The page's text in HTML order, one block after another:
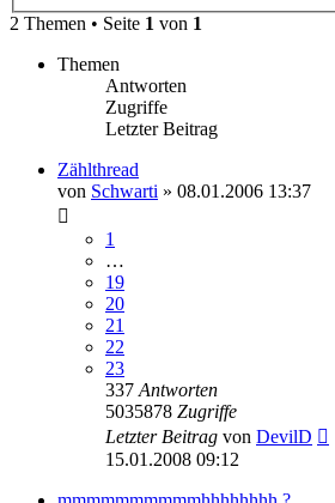
2 Themen • Seite 1 von 1
Themen
Antworten
Zugriffe
Letzter Beitrag
Zählthread
von Schwarti » 08.01.2006 13:37
1
…
19
20
21
22
23
337 Antworten
5035878 Zugriffe
Letzter Beitrag von DevilD
15.01.2008 09:12